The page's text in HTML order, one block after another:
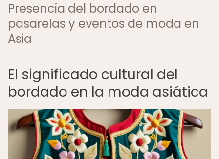
Presencia del bordado en
pasarelas y eventos de moda en
Asia
El significado cultural del
bordado en la moda asiática